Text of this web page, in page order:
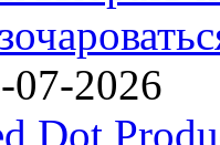
07-2026
Dot